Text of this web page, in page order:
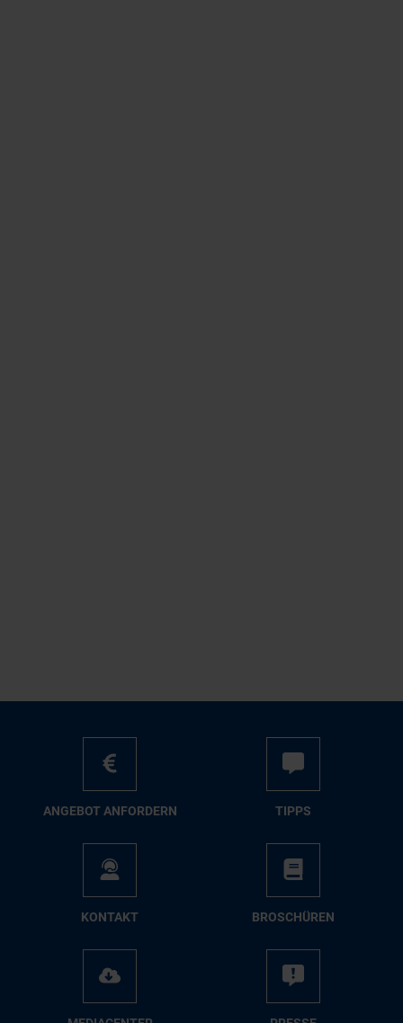
AN­GE­BOT AN­FOR­DERN TIPPS
KON­TAKT BRO­SCHÜ­REN